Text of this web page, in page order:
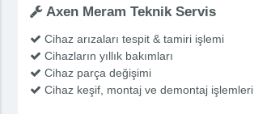
Axen Meram Teknik Servis
Cihaz arızaları tespit & tamiri işlemi
Cihazların yıllık bakımları
Cihaz parça değişimi
Cihaz keşif, montaj ve demontaj işlemleri